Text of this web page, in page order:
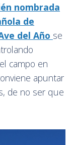
nombrada
de
del Año se
campo en
apuntar
de no ser que